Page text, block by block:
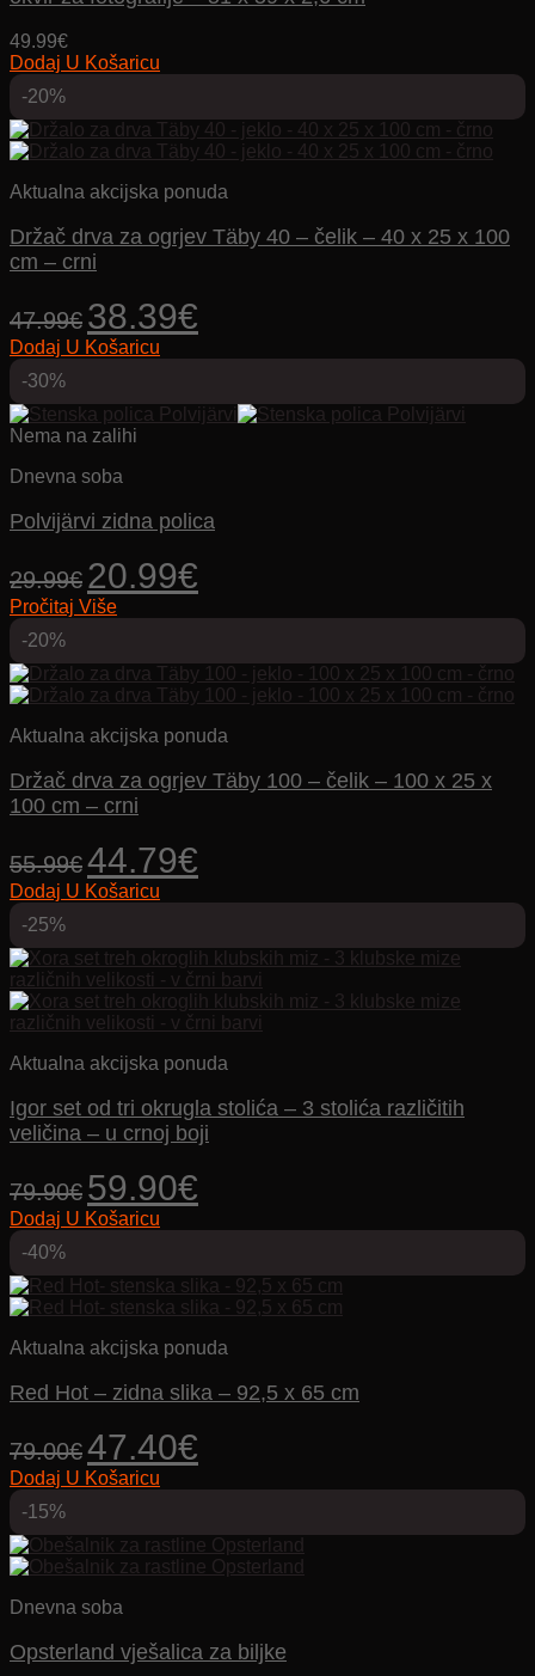
49.99€
Dodaj U Košaricu
-20%
Aktualna akcijska ponuda
Držač drva za ogrjev Täby 40 – čelik – 40 x 25 x 100
cm – crni
47.99€
Izvorna
cijena
bila
38.39€cijena
Dodaj U Košaricu
-30%
Nema na zalihi
Dnevna soba
Polvijärvi zidna polica
29.99€
Izvorna
cijena
bila
20.99€cijena
Pročitaj Više
-20%
Aktualna akcijska ponuda
Držač drva za ogrjev Täby 100 – čelik – 100 x 25 x
100 cm – crni
55.99€
Izvorna
cijena
bila
44.79€cijena
Dodaj U Košaricu
-25%
Aktualna akcijska ponuda
Igor set od tri okrugla stolića – 3 stolića različitih
veličina – u crnoj boji
79.90€
Izvorna
cijena
bila
59.90€cijena
Dodaj U Košaricu
-40%
Aktualna akcijska ponuda
Red Hot – zidna slika – 92,5 x 65 cm
79.00€
Izvorna
cijena
bila
47.40€cijena
Dodaj U Košaricu
-15%
Dnevna soba
Opsterland vješalica za biljke